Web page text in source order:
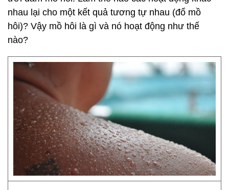
nhau lại cho một kết quả tương tự nhau (đổ mồ
hôi)? Vậy mồ hôi là gì và nó hoạt động như thế
nào?